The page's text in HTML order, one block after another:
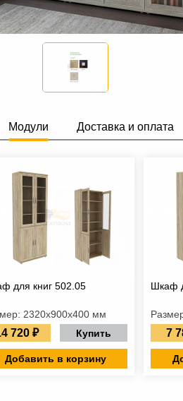
Модули Доставка и оплата
для книг 502.05
2320x900x400 мм
720 ₽ Купить
Добавить в корзину
Шкаф
7